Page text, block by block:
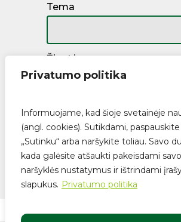
Privatumo politika
Informuojame, kad šioje svetainėje
(angl. cookies). Sutikdami,
„Sutinku“ arba naršykite toliau. Savo
kada galėsite atšaukti pakeisdami
naršyklės nustatymus ir ištrindami
slapukus. Privatumo politika
Suma:
Tema
Žinutė